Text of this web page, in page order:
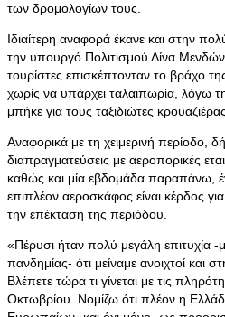
των δρομολογίων τους.
Ιδιαίτερη αναφορά έκανε και στην
την υπουργό Πολιτισμού Λίνα
τουρίστες επισκέπτονταν το βράχο
χωρίς να υπάρχει ταλαιπωρία, λόγω
μπήκε για τους ταξιδιώτες
Αναφορικά με τη χειμερινή περίοδο,
διαπραγματεύσεις με αεροπορικές
καθώς και μία εβδομάδα παραπάνω,
επιπλέον αεροσκάφος είναι κέρδος
την επέκταση της περιόδου.
«Πέρυσι ήταν πολύ μεγάλη επιτυχία
πανδημίας- ότι μείναμε ανοιχτοί και
Βλέπετε τώρα τι γίνεται με τις
Οκτωβρίου. Νομίζω ότι πλέον η